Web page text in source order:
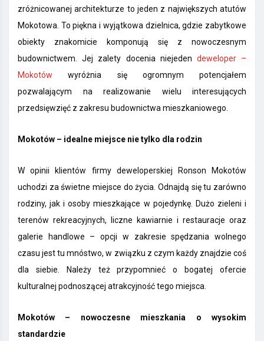
zróżnicowanej architekturze to jeden z największych atutów
Mokotowa. To piękna i wyjątkowa dzielnica, gdzie zabytkowe
obiekty znakomicie komponują się z nowoczesnym
budownictwem. Jej zalety docenia niejeden deweloper –
Mokotów wyróżnia się ogromnym potencjałem
pozwalającym na realizowanie wielu interesujących
przedsięwzięć z zakresu budownictwa mieszkaniowego.
Mokotów – idealne miejsce nie tylko dla rodzin
W opinii klientów firmy deweloperskiej Ronson Mokotów
uchodzi za świetne miejsce do życia. Odnajdą się tu zarówno
rodziny, jak i osoby mieszkające w pojedynkę. Dużo zieleni i
terenów rekreacyjnych, liczne kawiarnie i restauracje oraz
galerie handlowe – opcji w zakresie spędzania wolnego
czasu jest tu mnóstwo, w związku z czym każdy znajdzie coś
dla siebie. Należy też przypomnieć o bogatej ofercie
kulturalnej podnoszącej atrakcyjność tego miejsca.
Mokotów – nowoczesne mieszkania o wysokim
standardzie